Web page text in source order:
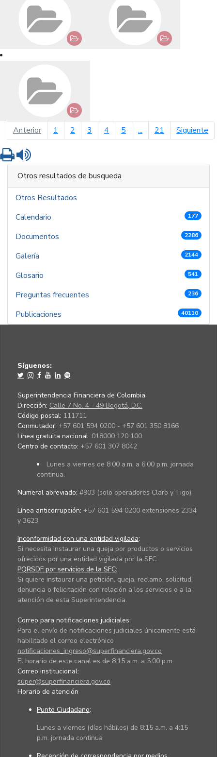
Anteriorpágina anterior
1 2 3 4 5 ... 21 Siguiente
Imprimir
Otros resultados de busqueda
Otros Resultados
Calendario
177
Documentos 2286
Galería 2144
Glosario 541
Preguntas frecuentes 236
Publicaciones 40110
Síguenos:
Superintendencia Financiera de Colombia
Dirección: Calle 7 No. 4 - 49 Bogotá, D.C.
Código postal: 111711
Conmutador: +57 601 594 0200 - +57 601 350 8166
Línea gratuita nacional: 018000 120 100
Centro de contacto: +57 601 307 8042
Lunes a viernes de 8:00 a.m. a 6:00 p.m. jornada
continua.
Numeral abreviado: #903 (solo operadores Claro y Tigo)
Línea anticorrupción: +57 601 594 0200 extensiones 2334
y 3623
Inconformidad con una entidad vigilada:
Si necesita instaurar una queja por productos o servicios
ofrecidos por una entidad vigilada por la SFC.
PQRSDF por servicios de la SFC:
Si quiere instaurar una petición, queja, reclamo, solicitud,
denuncia o felicitación con relación a los servicios o a la
atención de esta Superintendencia.
Correo para notificaciones judiciales:
Para el envío de notificaciones judiciales únicamente está
habilitado el correo electrónico
notificaciones_ingreso@superfinanciera.gov.co
El horario de este canal es de 8:15 a.m. a 5:00 p.m.
Correo institucional:
super@superfinanciera.gov.co
Horario de atención
Punto Ciudadano:
Lunes a viernes (días hábiles) de 8:15 a.m. a 4:15
p.m. jornada continua